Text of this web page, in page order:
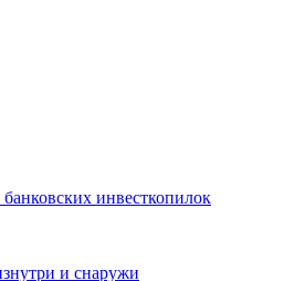
инвесткопилок
и снаружи